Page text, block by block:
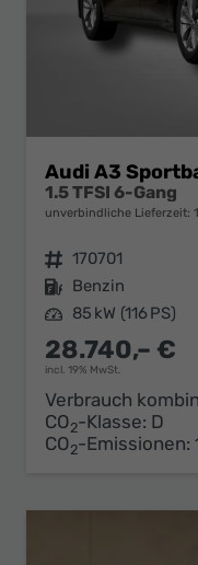
Audi A3
1.5 TFSI 6-Gang
unverbindliche Lieferzeit:
Fahrzeugnr. 170701
Kraftstoff Benzin
Leistung 85 kW (116 PS)
28.740,– €
incl. 19% MwSt.
Verbrauch
CO2-Klasse: D
CO2-Emissionen: